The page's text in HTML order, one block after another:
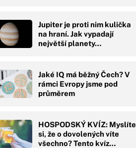
Jupiter je proti nim kulička
na hraní. Jak vypadají
největší planety…
Jaké IQ má běžný Čech? V
rámci Evropy jsme pod
průměrem
HOSPODSKÝ KVÍZ: Myslíte
si, že o dovolených víte
všechno? Tento kvíz…